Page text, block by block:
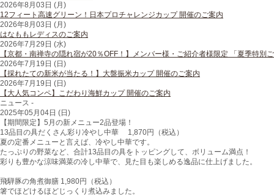
2026年8月03日 (月)
12フィート高速グリーン！日本プロチャレンジカップ 開催のご案内
2026年8月03日 (月)
はなももレディスのご案内
2026年7月29日 (水)
【京都・南禅寺の隠れ宿が20％OFF！】メンバー様・ご紹介者様限定 「夏季特別
2026年7月19日 (日)
【採れたての新米が当たる！】大盤振米カップ 開催のご案内
2026年7月19日 (日)
【大人気コンペ】こだわり海鮮カップ 開催のご案内
ニュース -
2025年05月04日 (日)
【期間限定】5月の新メニュー2品登場！
13品目の具だくさん彩り冷やし中華 1,870円（税込）
夏の定番メニューと言えば、冷やし中華です。
たっぷりの野菜など、合計13品目の具をトッピングして、ボリューム満点！
彩りも豊かな涼味満菜の冷し中華で、見た目も楽しめる逸品に仕上げました。
飛騨豚の角煮御膳 1,980円（税込）
箸でほどけるほどじっくり煮込みました。